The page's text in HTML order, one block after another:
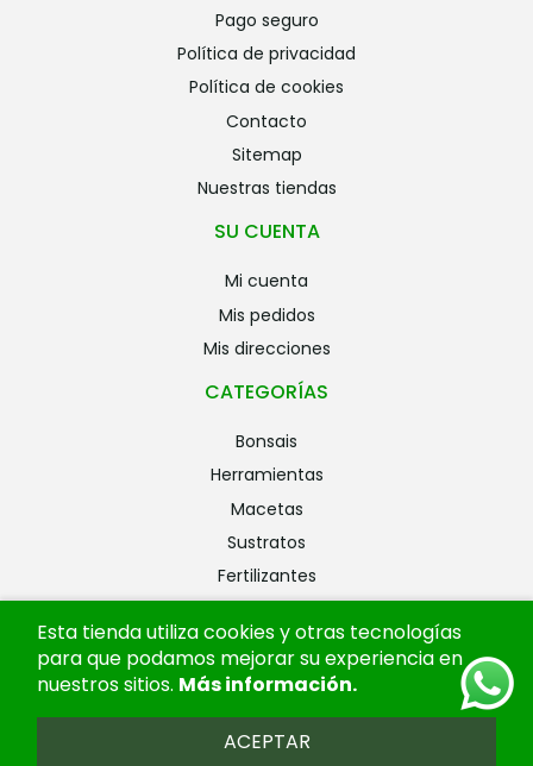
pago seguro
política de privacidad
política de cookies
contacto
sitemap
nuestras tiendas
SU CUENTA
mi cuenta
mis pedidos
mis direcciones
CATEGORÍAS
bonsais
herramientas
macetas
sustratos
fertilizantes
alambres
ofertas
Esta tienda utiliza cookies y otras tecnologías
para que podamos mejorar su experiencia en
nuestros sitios. Más información.
ACEPTAR